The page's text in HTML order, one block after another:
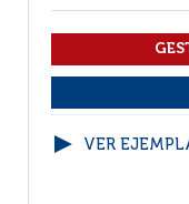
VER